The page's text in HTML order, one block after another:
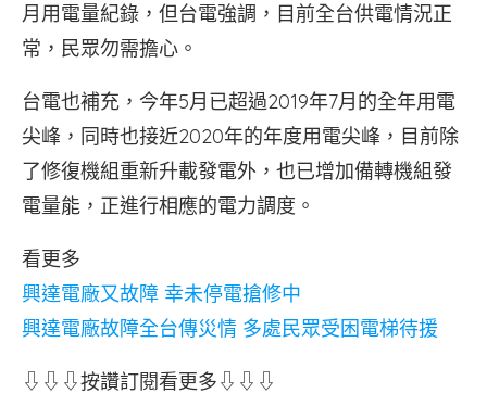
月用電量紀錄，但台電強調，目前全台供電情況正
常，民眾勿需擔心。
台電也補充，今年5月已超過2019年7月的全年用電
尖峰，同時也接近2020年的年度用電尖峰，目前除
了修復機組重新升載發電外，也已增加備轉機組發
電量能，正進行相應的電力調度。
看更多
興達電廠又故障 幸未停電搶修中
興達電廠故障全台傳災情 多處民眾受困電梯待援
⇩⇩⇩按讚訂閱看更多⇩⇩⇩